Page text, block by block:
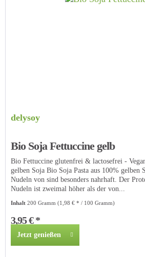
delysoy
Bio Soja Fettuccine gelb
Bio Fettuccine glutenfrei & lactosefrei -
gelben Soja Bio Soja Pasta aus 100% gelben
Nudeln von sind besonders nahrhaft. Der
Nudeln ist zweimal höher als der von...
Inhalt200 Gramm(1,98 € * / 100 Gramm)
3,95 € *
Jetzt genießen